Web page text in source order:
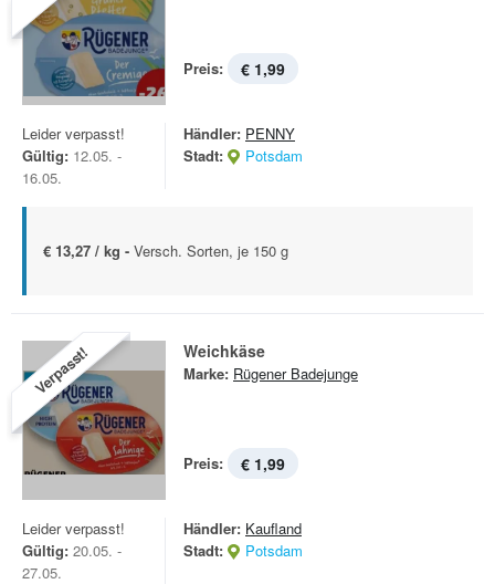
Preis: € 1,99
Leider verpasst!
Gültig: 12.05. -
16.05.
Händler: PENNY
Stadt:
Potsdam
€ 13,27 / kg - Versch. Sorten, je 150 g
Verpasst! Weichkäse
Marke: Rügener Badejunge
Preis: € 1,99
Leider verpasst!
Gültig: 20.05. -
27.05.
Händler: Kaufland
Stadt:
Potsdam